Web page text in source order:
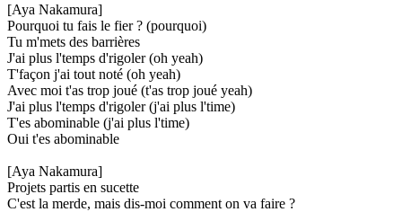
[Aya Nakamura]
Pourquoi tu fais le fier ? (pourquoi)
Tu m'mets des barrières
J'ai plus l'temps d'rigoler (oh yeah)
T'façon j'ai tout noté (oh yeah)
Avec moi t'as trop joué (t'as trop joué yeah)
J'ai plus l'temps d'rigoler (j'ai plus l'time)
T'es abominable (j'ai plus l'time)
Oui t'es abominable
[Aya Nakamura]
Projets partis en sucette
C'est la merde, mais dis-moi comment on va faire ?